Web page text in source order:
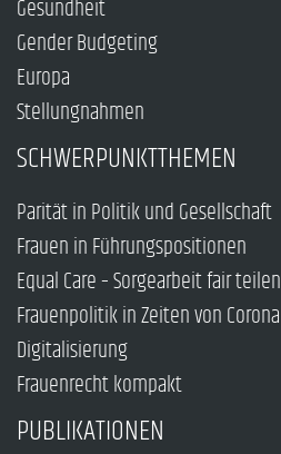
Gesundheit
Gender Budgeting
Europa
Stellungnahmen
SCHWERPUNKTTHEMEN
Parität in Politik und Gesellschaft
Frauen in Führungspositionen
Equal Care – Sorgearbeit fair teilen
Frauenpolitik in Zeiten von Corona
Digitalisierung
Frauenrecht kompakt
PUBLIKATIONEN